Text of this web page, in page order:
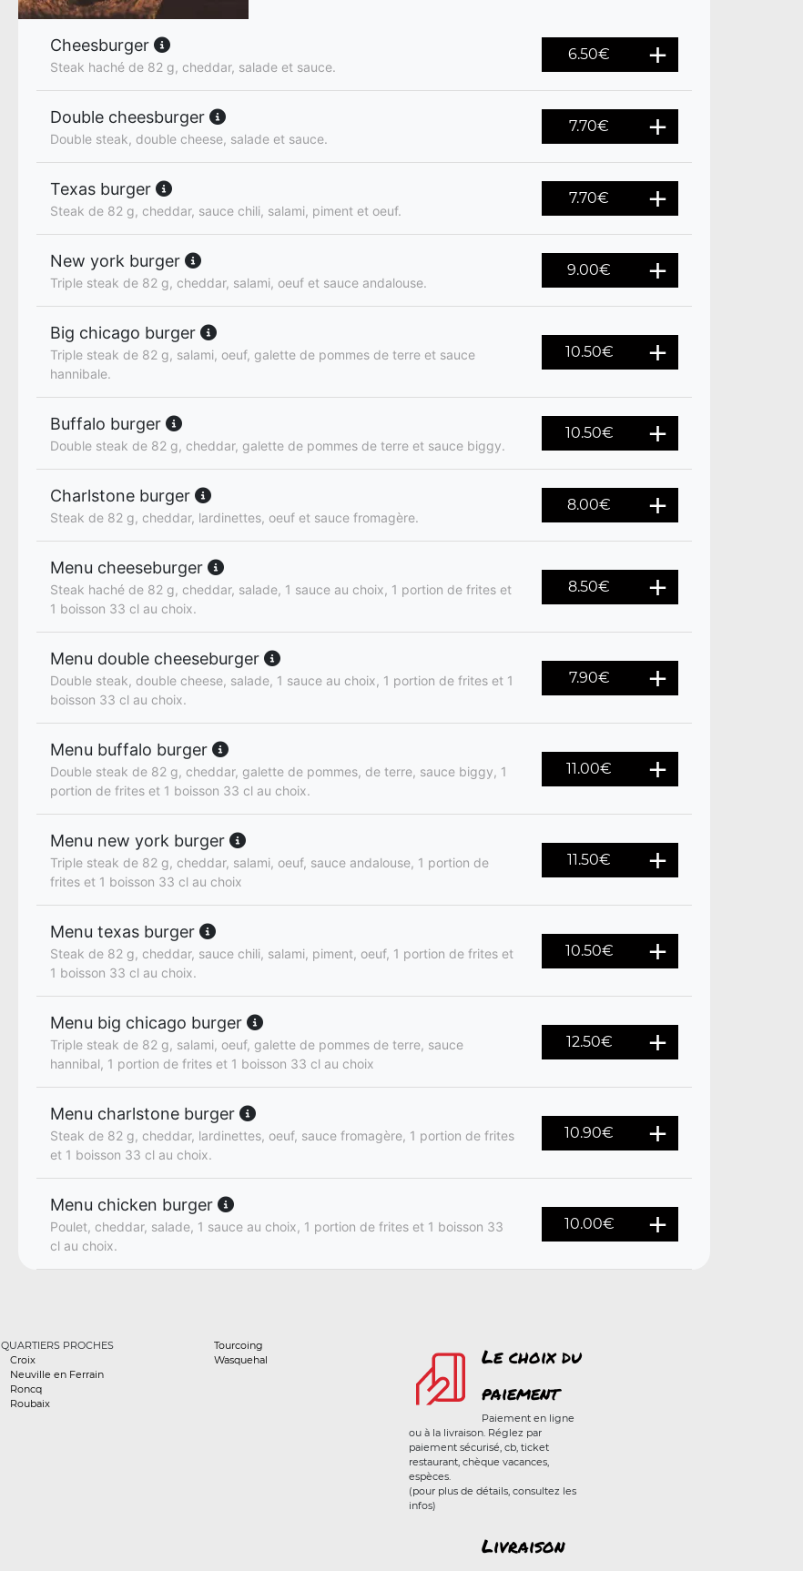
Cheesburger
Steak haché de 82 g, cheddar, salade et sauce.
6.50€
Double cheesburger
Double steak, double cheese, salade et sauce.
7.70€
Texas burger
Steak de 82 g, cheddar, sauce chili, salami, piment et oeuf.
7.70€
New york burger
Triple steak de 82 g, cheddar, salami, oeuf et sauce andalouse.
9.00€
Big chicago burger
Triple steak de 82 g, salami, oeuf, galette de pommes de terre et sauce
hannibale.
10.50€
Buffalo burger
Double steak de 82 g, cheddar, galette de pommes de terre et sauce biggy.
10.50€
Charlstone burger
Steak de 82 g, cheddar, lardinettes, oeuf et sauce fromagère.
8.00€
Menu cheeseburger
Steak haché de 82 g, cheddar, salade, 1 sauce au choix, 1 portion de frites et
1 boisson 33 cl au choix.
8.50€
Menu double cheeseburger
Double steak, double cheese, salade, 1 sauce au choix, 1 portion de frites et 1
boisson 33 cl au choix.
7.90€
Menu buffalo burger
Double steak de 82 g, cheddar, galette de pommes, de terre, sauce biggy, 1
portion de frites et 1 boisson 33 cl au choix.
11.00€
Menu new york burger
Triple steak de 82 g, cheddar, salami, oeuf, sauce andalouse, 1 portion de
frites et 1 boisson 33 cl au choix
11.50€
Menu texas burger
Steak de 82 g, cheddar, sauce chili, salami, piment, oeuf, 1 portion de frites et
1 boisson 33 cl au choix.
10.50€
Menu big chicago burger
Triple steak de 82 g, salami, oeuf, galette de pommes de terre, sauce
hannibal, 1 portion de frites et 1 boisson 33 cl au choix
12.50€
Menu charlstone burger
Steak de 82 g, cheddar, lardinettes, oeuf, sauce fromagère, 1 portion de frites
et 1 boisson 33 cl au choix.
10.90€
Menu chicken burger
Poulet, cheddar, salade, 1 sauce au choix, 1 portion de frites et 1 boisson 33
cl au choix.
10.00€
QUARTIERS PROCHES
Croix
Neuville en Ferrain
Roncq
Roubaix
Tourcoing
Wasquehal
Le choix du
paiement
Paiement en ligne
ou à la livraison. Réglez par
paiement sécurisé, cb, ticket
restaurant, chèque vacances,
espèces.
(pour plus de détails, consultez les
infos)
Livraison